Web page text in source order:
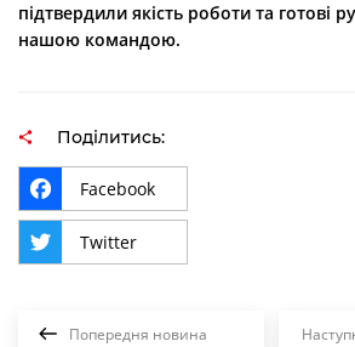
підтвердили якість роботи та готові
нашою командою.
Поділитись:
Facebook
Twitter
Попередня новина